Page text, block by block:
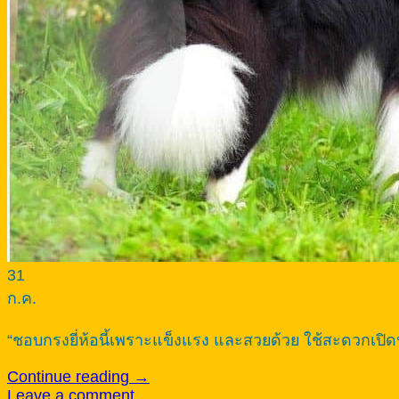
31
ก.ค.
“ชอบกรงยี่ห้อนี้เพราะแข็งแรง และสวยด้วย ใช้สะดวกเปิ
Continue reading →